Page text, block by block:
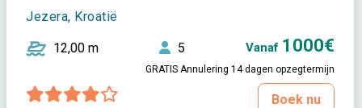
Jezera, Kroatië
12,00 m 5 Vanaf 1000€
GRATIS Annulering 14 dagen opzegtermijn
Boek nu